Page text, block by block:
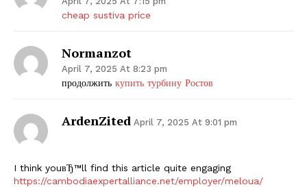
cheap sustiva price
Normanzot
April 7, 2025 At 8:23 pm
продолжить купить турбину Ростов
ArdenZited April 7, 2025 At 9:01 pm
I think youвЂ™ll find this article quite engaging
https://cambodiaexpertalliance.net/employer/meloua/